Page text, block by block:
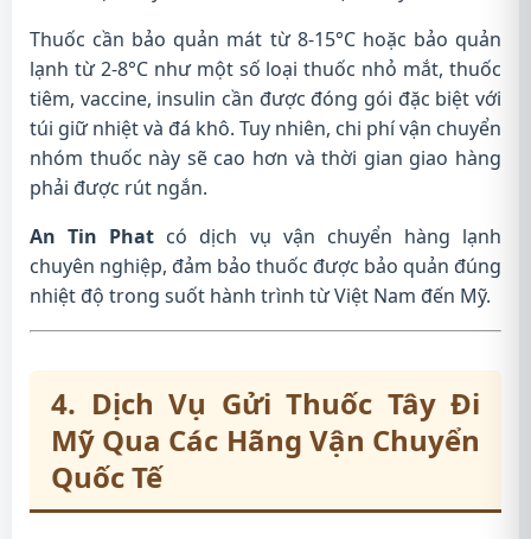
Thuốc cần bảo quản mát từ 8-15°C hoặc bảo quản
lạnh từ 2-8°C như một số loại thuốc nhỏ mắt, thuốc
tiêm, vaccine, insulin cần được đóng gói đặc biệt với
túi giữ nhiệt và đá khô. Tuy nhiên, chi phí vận chuyển
nhóm thuốc này sẽ cao hơn và thời gian giao hàng
phải được rút ngắn.
An Tin Phat có dịch vụ vận chuyển hàng lạnh
chuyên nghiệp, đảm bảo thuốc được bảo quản đúng
nhiệt độ trong suốt hành trình từ Việt Nam đến Mỹ.
4. Dịch Vụ Gửi Thuốc Tây Đi
Mỹ Qua Các Hãng Vận Chuyển
Quốc Tế